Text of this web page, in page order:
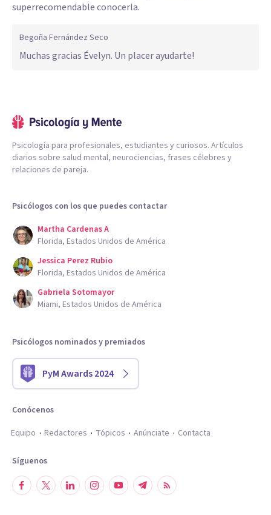
superrecomendable conocerla.
Begoña Fernández Seco
Muchas gracias Évelyn. Un placer ayudarte!
Psicología para profesionales, estudiantes y curiosos. Artículos
diarios sobre salud mental, neurociencias, frases célebres y
relaciones de pareja.
Psicólogos con los que puedes contactar
Martha Cardenas A
Florida, Estados Unidos de América
Jessica Perez Rubio
Florida, Estados Unidos de América
Gabriela Sotomayor
Miami, Estados Unidos de América
Psicólogos nominados y premiados
PyM Awards 2024
Conócenos
Equipo
Redactores Tópicos Anúnciate Contacta
Síguenos